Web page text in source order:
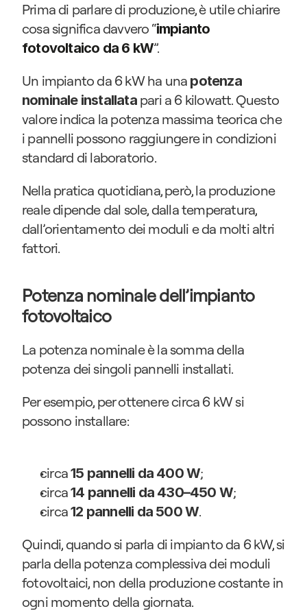
Prima di parlare di produzione, è utile chiarire
cosa significa davvero “impianto
fotovoltaico da 6 kW”.
Un impianto da 6 kW ha una potenza
nominale installata pari a 6 kilowatt. Questo
valore indica la potenza massima teorica che
i pannelli possono raggiungere in condizioni
standard di laboratorio.
Nella pratica quotidiana, però, la produzione
reale dipende dal sole, dalla temperatura,
dall’orientamento dei moduli e da molti altri
fattori.
Potenza nominale dell’impianto
fotovoltaico
La potenza nominale è la somma della
potenza dei singoli pannelli installati.
Per esempio, per ottenere circa 6 kW si
possono installare:
circa 15 pannelli da 400 W;
circa 14 pannelli da 430–450 W;
circa 12 pannelli da 500 W.
Quindi, quando si parla di impianto da 6 kW, si
parla della potenza complessiva dei moduli
fotovoltaici, non della produzione costante in
ogni momento della giornata.